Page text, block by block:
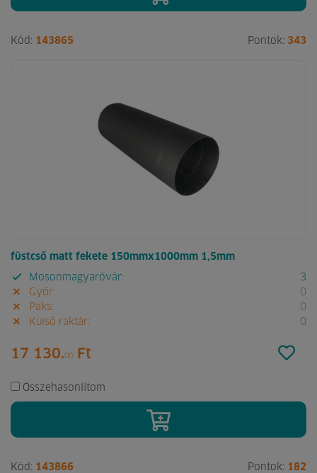
Kód: 143865 Pontok: 343
füstcső matt fekete 150mmx1000mm 1,5mm
Mosonmagyaróvár:
3
Győr:
0
Paks:
0
Külső raktár:
0
17 130.00 Ft
Összehasonlítom
Kód: 143866 Pontok: 182